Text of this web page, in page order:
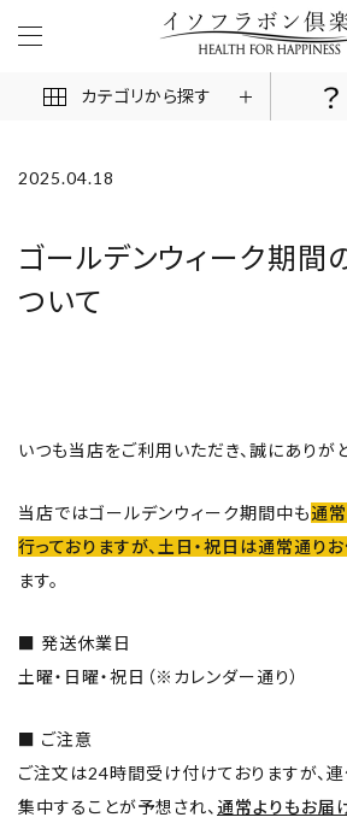
カテゴリから探す
ACCOUNT MENU
ログイン
取扱店舗
プライバシーポリシー
特定商取引法表示
お問い合わせ
2025.04.18
ゴールデンウィーク期間
ついて
いつも当店をご利用いただき、誠にありが
当店ではゴールデンウィーク期間中も通
行っておりますが、土日・祝日は通常通り
ます。
■ 発送休業日
土曜・日曜・祝日（※カレンダー通り）
■ ご注意
ご注文は24時間受け付けておりますが、
集中することが予想され、 通常よりもお届